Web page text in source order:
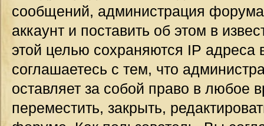
сообщений, администрация
аккаунт и поставить об этом в
этой целью сохраняются IP
соглашаетесь с тем, что
оставляет за собой право в любое
переместить, закрыть,